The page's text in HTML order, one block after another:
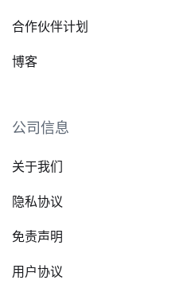
合作伙伴计划
博客
公司信息
关于我们
隐私协议
免责声明
用户协议